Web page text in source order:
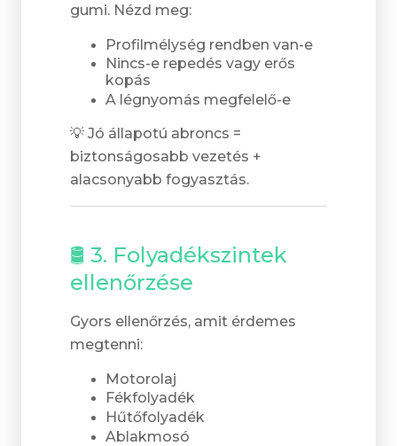
gumi. Nézd meg:
Profilmélység rendben van-e
Nincs-e repedés vagy erős
kopás
A légnyomás megfelelő-e
💡 Jó állapotú abroncs =
biztonságosabb vezetés +
alacsonyabb fogyasztás.
🛢️ 3. Folyadékszintek
ellenőrzése
Gyors ellenőrzés, amit érdemes
megtenni:
Motorolaj
Fékfolyadék
Hűtőfolyadék
Ablakmosó